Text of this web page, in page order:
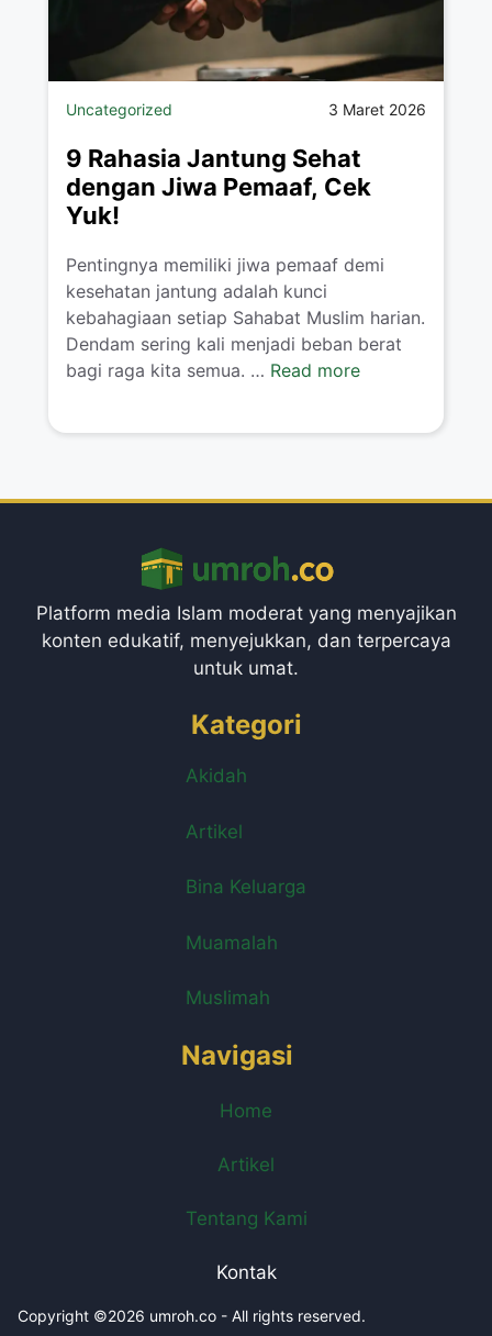
Uncategorized 3 Maret 2026
9 Rahasia Jantung Sehat
dengan Jiwa Pemaaf, Cek
Yuk!
Pentingnya memiliki jiwa pemaaf demi
kesehatan jantung adalah kunci
kebahagiaan setiap Sahabat Muslim harian.
Dendam sering kali menjadi beban berat
bagi raga kita semua. … Read more
Platform media Islam moderat yang menyajikan
konten edukatif, menyejukkan, dan terpercaya
untuk umat.
Kategori
Akidah
Artikel
Bina Keluarga
Muamalah
Muslimah
Navigasi
Home
Artikel
Tentang Kami
Kontak
Copyright ©2026 umroh.co - All rights reserved.